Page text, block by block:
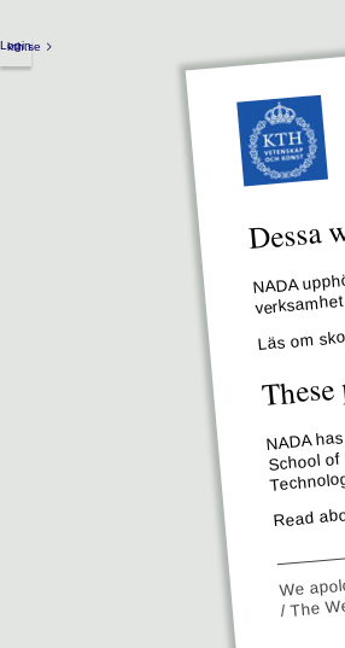
kth.se
Login
Dessa
NADA
Läs om
NADA
School
Read
We
/ The